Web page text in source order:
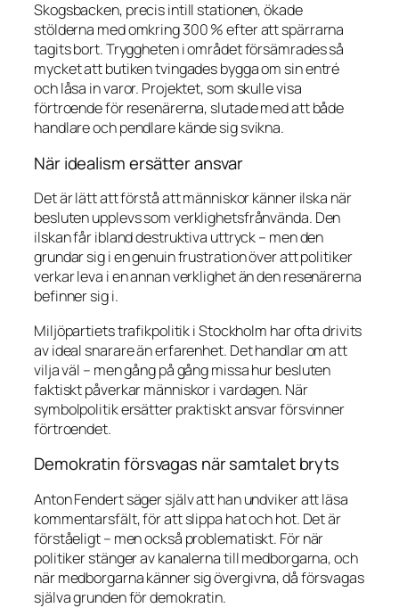
Skogsbacken, precis intill stationen, ökade
stölderna med omkring 300 % efter att spärrarna
tagits bort. Tryggheten i området försämrades så
mycket att butiken tvingades bygga om sin entré
och låsa in varor. Projektet, som skulle visa
förtroende för resenärerna, slutade med att både
handlare och pendlare kände sig svikna.
När idealism ersätter ansvar
Det är lätt att förstå att människor känner ilska när
besluten upplevs som verklighetsfrånvända. Den
ilskan får ibland destruktiva uttryck – men den
grundar sig i en genuin frustration över att politiker
verkar leva i en annan verklighet än den resenärerna
befinner sig i.
Miljöpartiets trafikpolitik i Stockholm har ofta drivits
av ideal snarare än erfarenhet. Det handlar om att
vilja väl – men gång på gång missa hur besluten
faktiskt påverkar människor i vardagen. När
symbolpolitik ersätter praktiskt ansvar försvinner
förtroendet.
Demokratin försvagas när samtalet bryts
Anton Fendert säger själv att han undviker att läsa
kommentarsfält, för att slippa hat och hot. Det är
förståeligt – men också problematiskt. För när
politiker stänger av kanalerna till medborgarna, och
när medborgarna känner sig övergivna, då försvagas
själva grunden för demokratin.